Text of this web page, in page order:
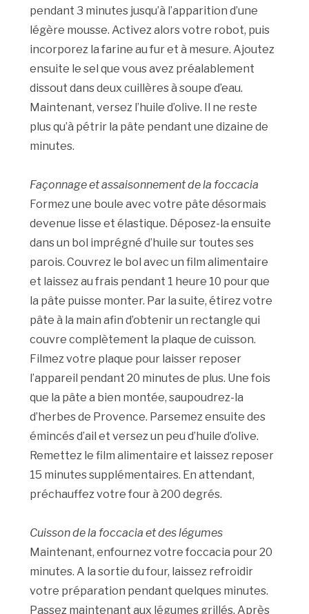
pendant 3 minutes jusqu’à l’apparition d’une
légère mousse. Activez alors votre robot, puis
incorporez la farine au fur et à mesure. Ajoutez
ensuite le sel que vous avez préalablement
dissout dans deux cuillères à soupe d’eau.
Maintenant, versez l’huile d’olive. Il ne reste
plus qu’à pétrir la pâte pendant une dizaine de
minutes.
Façonnage et assaisonnement de la foccacia
Formez une boule avec votre pâte désormais
devenue lisse et élastique. Déposez-la ensuite
dans un bol imprégné d’huile sur toutes ses
parois. Couvrez le bol avec un film alimentaire
et laissez au frais pendant 1 heure 10 pour que
la pâte puisse monter. Par la suite, étirez votre
pâte à la main afin d’obtenir un rectangle qui
couvre complètement la plaque de cuisson.
Filmez votre plaque pour laisser reposer
l’appareil pendant 20 minutes de plus. Une fois
que la pâte a bien montée, saupoudrez-la
d’herbes de Provence. Parsemez ensuite des
émincés d’ail et versez un peu d’huile d’olive.
Remettez le film alimentaire et laissez reposer
15 minutes supplémentaires. En attendant,
préchauffez votre four à 200 degrés.
Cuisson de la foccacia et des légumes
Maintenant, enfournez votre foccacia pour 20
minutes. A la sortie du four, laissez refroidir
votre préparation pendant quelques minutes.
Passez maintenant aux légumes grillés. Après